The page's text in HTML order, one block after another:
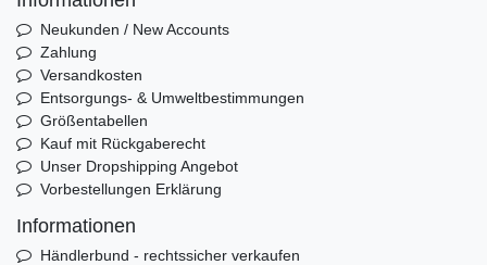
Neukunden / New Accounts
Zahlung
Versandkosten
Entsorgungs- & Umweltbestimmungen
Größentabellen
Kauf mit Rückgaberecht
Unser Dropshipping Angebot
Vorbestellungen Erklärung
Informationen
Händlerbund - rechtssicher verkaufen